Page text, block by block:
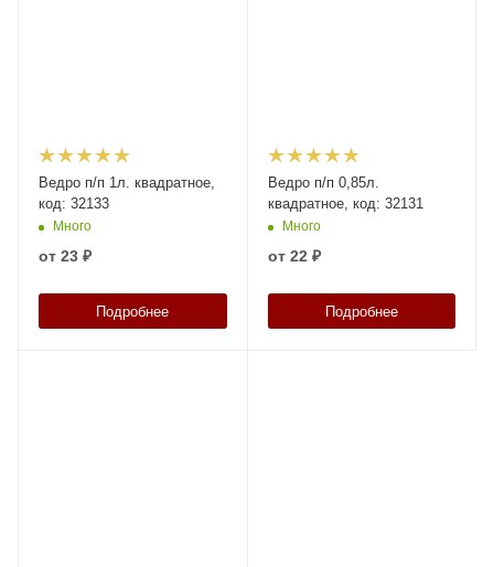
Ведро п/п 1л. квадратное,
код: 32133
Много
от 23 ₽
Подробнее
Ведро п/п 0,85л.
квадратное, код: 32131
Много
от 22 ₽
Подробнее